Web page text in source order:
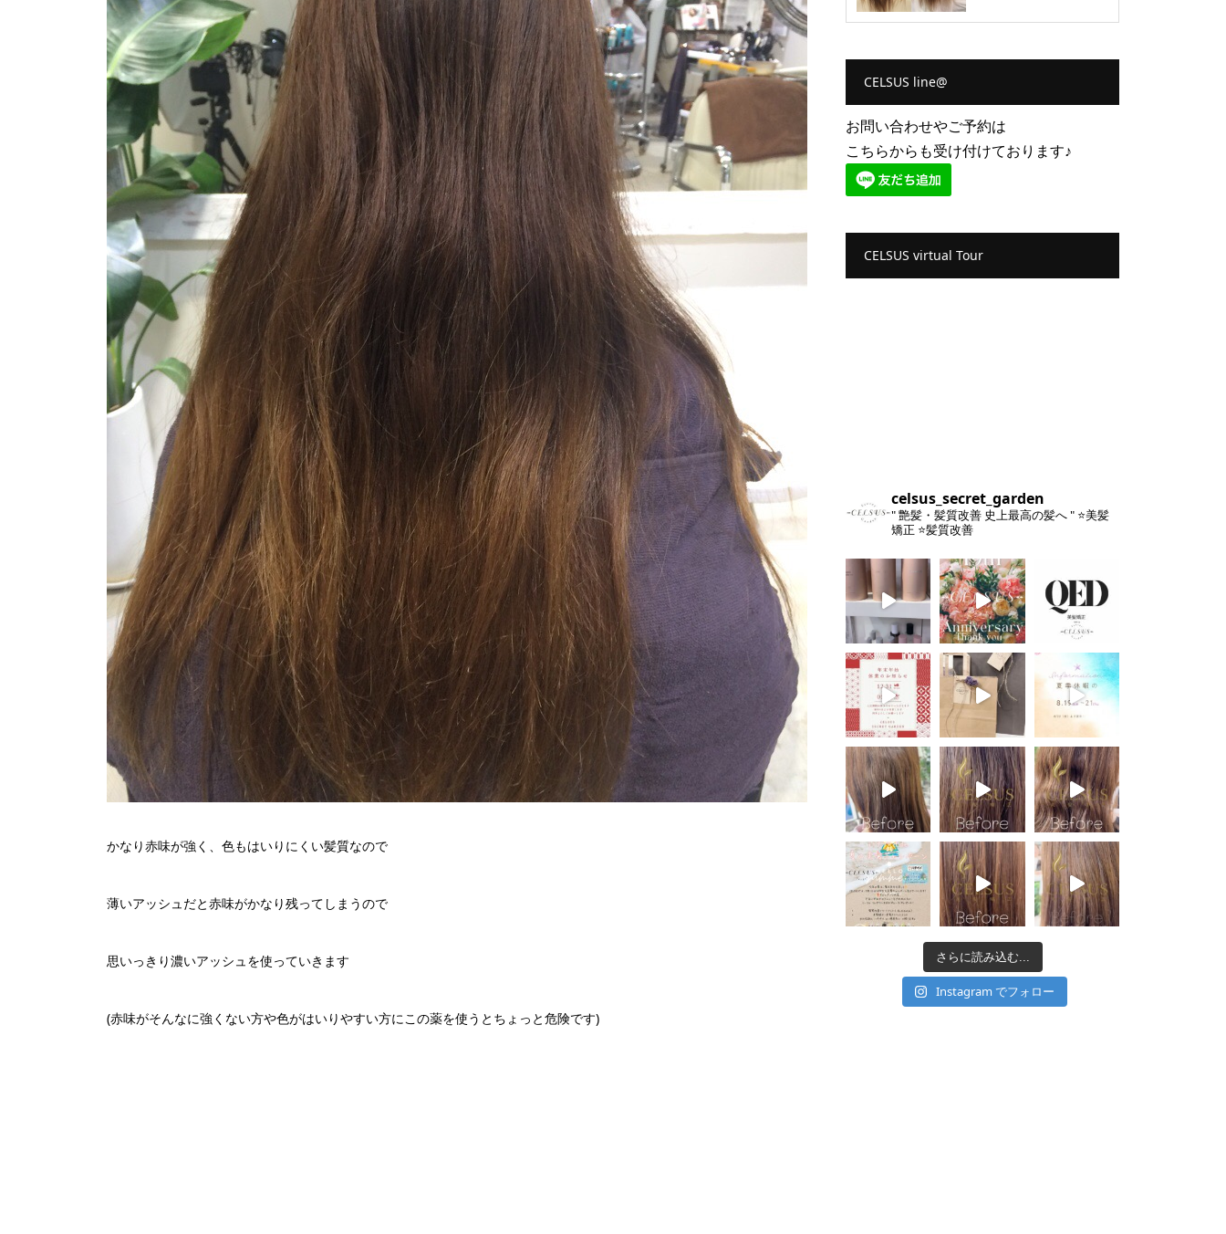
かなり赤味が強く、色もはいりにくい髪質なので
薄いアッシュだと赤味がかなり残ってしまうので
思いっきり濃いアッシュを使っていきます
(赤味がそんなに強くない方や色がはいりやすい方にこの薬を使うとちょっと危険です)
CELSUS line@
お問い合わせやご予約は
こちらからも受け付けております♪
CELSUS virtual Tour
celsus_secret_garden
" 艶髪・髪質改善 史上最高の髪へ " ⭐️美髪
矯正 ⭐️髪質改善
さらに読み込む...
Instagram でフォロー